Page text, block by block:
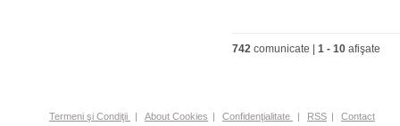
742 comunicate | 1 - 10 afişate
Termeni şi Condiţii | About Cookies | Confidenţialitate | RSS | Contact